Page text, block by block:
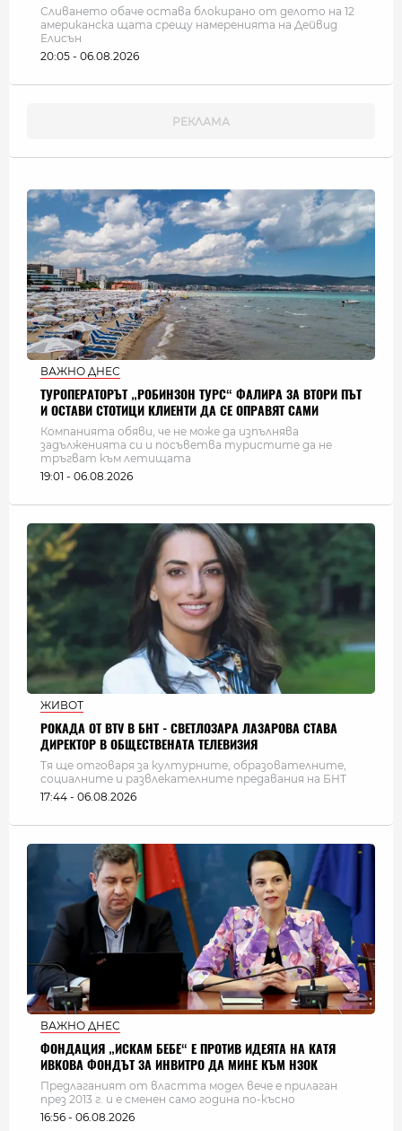
Сливането обаче остава блокирано от делото на 12
американска щата срещу намеренията на Дейвид
Елисън
20:05 - 06.08.2026
ВАЖНО ДНЕС
ТУРОПЕРАТОРЪТ „РОБИНЗОН ТУРС“ ФАЛИРА ЗА ВТОРИ ПЪТ
И ОСТАВИ СТОТИЦИ КЛИЕНТИ ДА СЕ ОПРАВЯТ САМИ
Компанията обяви, че не може да изпълнява
задълженията си и посъветва туристите да не
тръгват към летищата
19:01 - 06.08.2026
ЖИВОТ
РОКАДА ОТ BTV В БНТ - СВЕТЛОЗАРА ЛАЗАРОВА СТАВА
ДИРЕКТОР В ОБЩЕСТВЕНАТА ТЕЛЕВИЗИЯ
Тя ще отговаря за културните, образователните,
социалните и развлекателните предавания на БНТ
17:44 - 06.08.2026
ВАЖНО ДНЕС
ФОНДАЦИЯ „ИСКАМ БЕБЕ“ Е ПРОТИВ ИДЕЯТА НА КАТЯ
ИВКОВА ФОНДЪТ ЗА ИНВИТРО ДА МИНЕ КЪМ НЗОК
Предлаганият от властта модел вече е прилаган
през 2013 г. и е сменен само година по-късно
16:56 - 06.08.2026